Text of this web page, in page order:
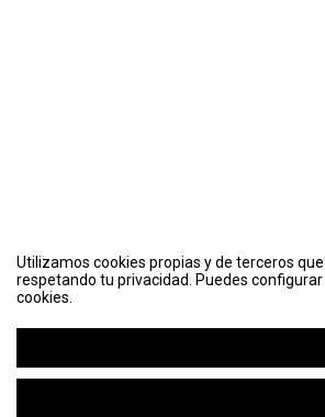
Utilizamos cookies propias y de terceros
respetando tu privacidad. Puedes
cookies.